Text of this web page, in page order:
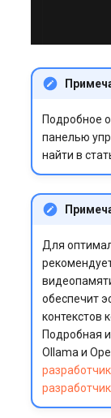
Подробное
панелью
найти в
Для
обеспечит
контекстов
Подробная
Ollama и